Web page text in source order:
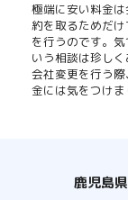
極端に安い料金
約を取るためだ
を行うのです。
いう相談は珍しく
会社変更を行う
金には気をつけま
鹿児島